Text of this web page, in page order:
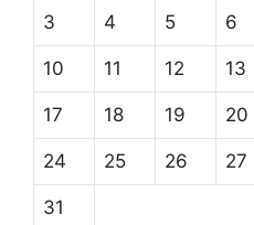
3 4 5 6
10 11 12 13
17 18 19 20
24 25 26 27
31